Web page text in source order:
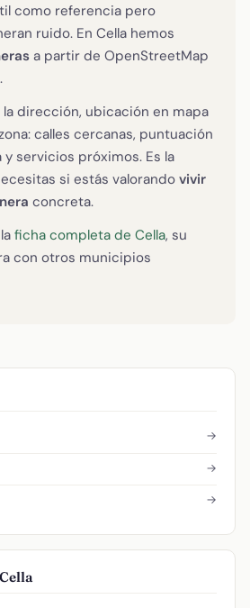
como referencia pero
ruido. En Cella hemos
a partir de OpenStreetMap
dirección, ubicación en mapa
calles cercanas, puntuación
servicios próximos. Es la
si estás valorando vivir
concreta.
ficha completa de Cella, su
con otros municipios
→
→
→